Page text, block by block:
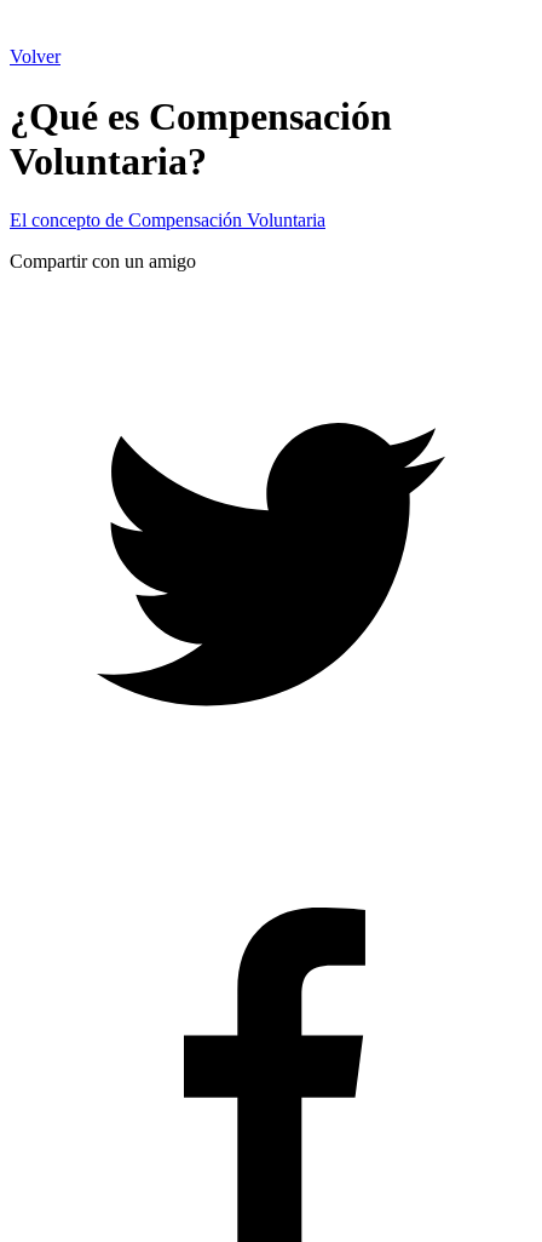
Volver
¿Qué es Compensación
Voluntaria?
El concepto de Compensación Voluntaria
Compartir con un amigo